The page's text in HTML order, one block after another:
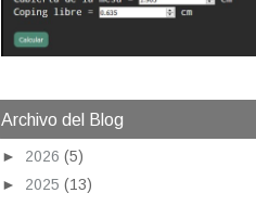
Archivo del Blog
► 2026 (5)
► 2025 (13)